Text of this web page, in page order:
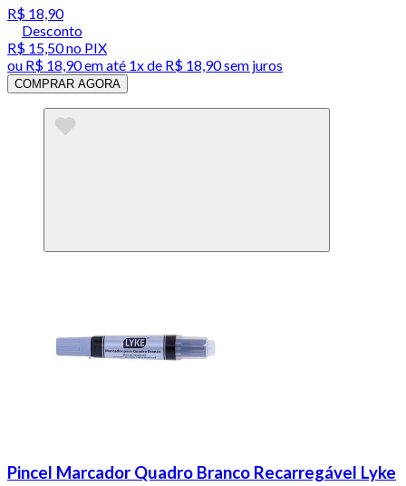
R$ 18,90
Desconto
R$ 15,50no PIX
ou R$ 18,90em até 1x de R$ 18,90sem juros
COMPRAR AGORA
Pincel Marcador Quadro Branco Recarregável Lyke